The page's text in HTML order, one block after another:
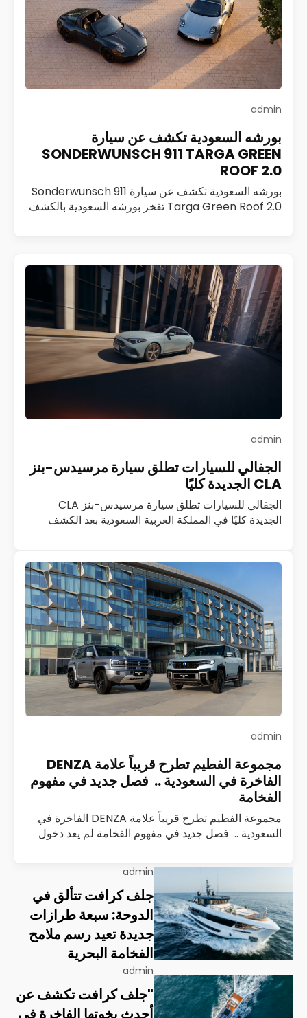
admin
بورشه السعودية تكشف عن سيارة
SONDERWUNSCH 911 TARGA GREEN
ROOF 2.0
بورشه السعودية تكشف عن سيارة Sonderwunsch 911
Targa Green Roof 2.0 تفخر بورشه السعودية بالكشف
admin
الجفالي للسيارات تطلق سيارة مرسيدس-بنز
CLA الجديدة كليًا
الجفالي للسيارات تطلق سيارة مرسيدس-بنز CLA
الجديدة كليًا في المملكة العربية السعودية بعد الكشف
اقرأ المزيد
admin
مجموعة الفطيم تطرح قريباً علامة DENZA
الفاخرة في السعودية .. فصل جديد في مفهوم
الفخامة
مجموعة الفطيم تطرح قريباً علامة DENZA الفاخرة في
السعودية .. فصل جديد في مفهوم الفخامة لم يعد دخول
يُقاس بعدد الطرازات أو…اقرأ المزيد
admin
جلف كرافت تتألق في
الدوحة: سبعة طرازات
جديدة تعيد رسم ملامح
الفخامة البحرية
admin
"جلف كرافت تكشف عن